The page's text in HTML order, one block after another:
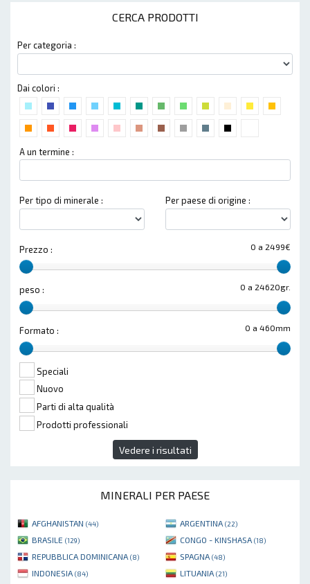
CERCA PRODOTTI
Per categoria :
Dai colori :
A un termine :
Per tipo di minerale : Per paese di origine :
0 a 2499€
Prezzo :
0 a 24620gr.
peso :
0 a 460mm
Formato :
Speciali
Nuovo
Parti di alta qualità
Prodotti professionali
Vedere i risultati
MINERALI PER PAESE
AFGHANISTAN (44) ARGENTINA (22)
BRASILE (129) CONGO - KINSHASA (18)
REPUBBLICA DOMINICANA (8) SPAGNA (48)
INDONESIA (84) LITUANIA (21)